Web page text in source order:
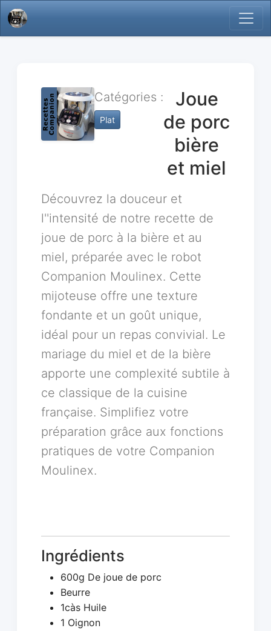
Catégories :
Plat
Joue
de porc
bière
et miel
Découvrez la douceur et
l''intensité de notre recette de
joue de porc à la bière et au
miel, préparée avec le robot
Companion Moulinex. Cette
mijoteuse offre une texture
fondante et un goût unique,
idéal pour un repas convivial. Le
mariage du miel et de la bière
apporte une complexité subtile à
ce classique de la cuisine
française. Simplifiez votre
préparation grâce aux fonctions
pratiques de votre Companion
Moulinex.
Ingrédients
600g De joue de porc
Beurre
1càs Huile
1 Oignon